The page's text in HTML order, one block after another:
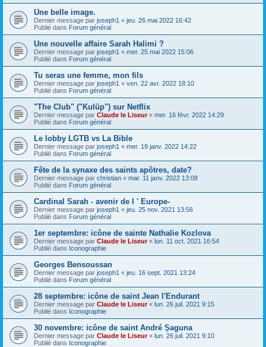
Une belle image.
Dernier message par joseph1 « jeu. 26 mai 2022 16:42
Publié dans Forum général
Une nouvelle affaire Sarah Halimi ?
Dernier message par joseph1 « mer. 25 mai 2022 15:06
Publié dans Forum général
Tu seras une femme, mon fils
Dernier message par joseph1 « ven. 22 avr. 2022 18:10
Publié dans Forum général
"The Club" ("Kulüp") sur Netflix
Dernier message par Claude le Liseur« mer. 16 févr. 2022 14:29
Publié dans Forum général
Le lobby LGTB vs La Bible
Dernier message par joseph1 « mer. 19 janv. 2022 14:22
Publié dans Forum général
Fête de la synaxe des saints apôtres, date?
Dernier message par christian « mar. 11 janv. 2022 13:08
Publié dans Forum général
Cardinal Sarah - avenir de l ' Europe-
Dernier message par joseph1 « jeu. 25 nov. 2021 13:56
Publié dans Forum général
1er septembre: icône de sainte Nathalie Kozlova
Dernier message par Claude le Liseur« lun. 11 oct. 2021 16:54
Publié dans Iconographie
Georges Bensoussan
Dernier message par joseph1 « jeu. 16 sept. 2021 13:24
Publié dans Forum général
28 septembre: icône de saint Jean l'Endurant
Dernier message par Claude le Liseur« lun. 26 juil. 2021 9:15
Publié dans Iconographie
30 novembre: icône de saint André Șaguna
Dernier message par Claude le Liseur« lun. 26 juil. 2021 9:10
Publié dans Iconographie